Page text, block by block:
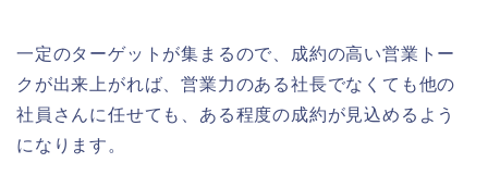
一定のターゲットが集まるので、成約の高い営業トー
クが出来上がれば、営業力のある社長でなくても他の
社員さんに任せても、ある程度の成約が見込めるよう
になります。